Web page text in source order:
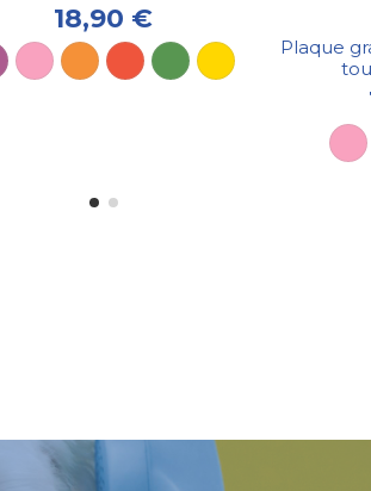
18,90 €
Plaque